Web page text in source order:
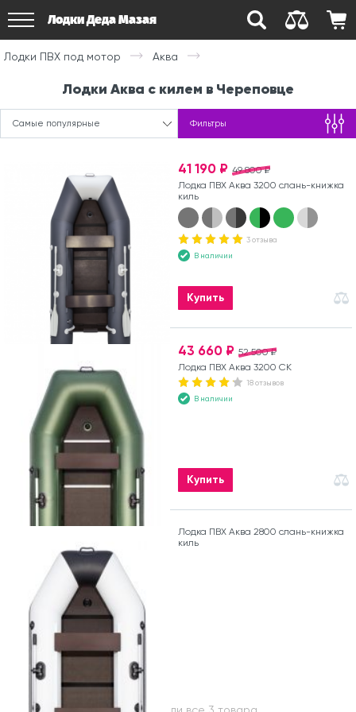
Лодки Деда Мазая
Лодки ПВХ под мотор Аква
Лодки Аква с килем в Череповце
Самые популярные Фильтры
49 800 ₽
41 190 ₽
Лодка ПВХ Аква 3200 слань-книжка
киль
3 отзыва
В наличии
Купить
52 500 ₽
43 660 ₽
Лодка ПВХ Аква 3200 СК
18 отзывов
В наличии
Купить
Лодка ПВХ Аква 2800 слань-книжка
киль